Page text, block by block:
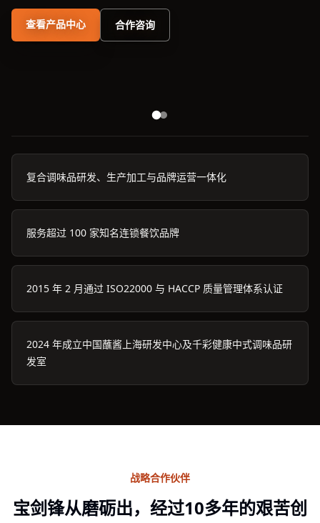
查看产品中心 合作咨询
复合调味品研发、生产加工与品牌运营一体化
服务超过 100 家知名连锁餐饮品牌
2015 年 2 月通过 ISO22000 与 HACCP 质量管理体系认证
2024 年成立中国蘸酱上海研发中心及千彩健康中式调味品研
发室
战略合作伙伴
宝剑锋从磨砺出，经过10多年的艰苦创